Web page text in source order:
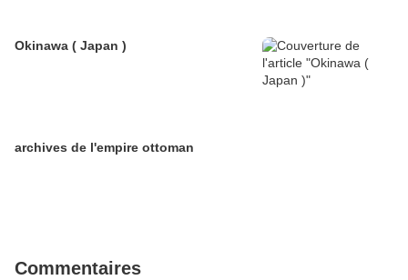
Okinawa ( Japan )
archives de l'empire ottoman
Commentaires